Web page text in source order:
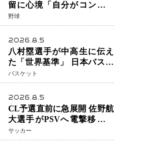
留に心境「自分がコントロ
ールできることではな
い」 トレード報道にも冷
静な姿勢
野球
2026.8.5
八村塁選手が中高生に伝え
た「世界基準」 日本バスケ
ットボール界の未来を変え
る“練習の質”という哲学
バスケット
2026.8.5
CL予選直前に急展開 佐野航
大選手がPSVへ電撃移籍目
前 移籍金は最大約31億円 5
年契約締結へ
サッカー